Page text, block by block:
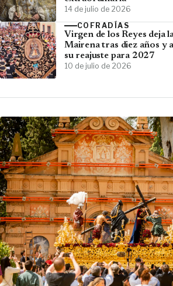
14 de julio de 2026
COFRADÍAS
Virgen de los Reyes deja
Mairena tras diez años y
su reajuste para 2027
10 de julio de 2026